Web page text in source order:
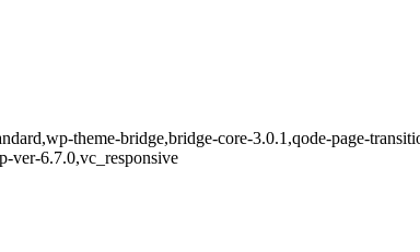
theme-bridge,bridge-core-3.0.1,qode-page-
ver-6.7.0,vc_responsive